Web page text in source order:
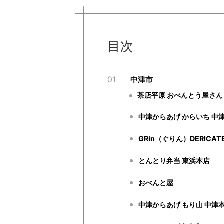
目次
中津市
茶店平原 おべんとう屋さん
中津からあげ からいち 中
GRin（ぐりん）
とんとり弁当 東浜本店
おべんと屋
中津からあげ もり山 中津